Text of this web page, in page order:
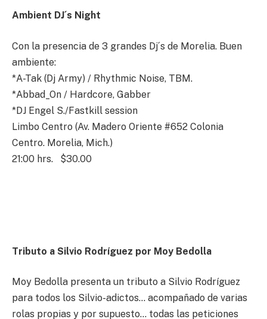
Ambient DJ´s Night
Con la presencia de 3 grandes Dj´s de Morelia. Buen
ambiente:
*A-Tak (Dj Army) / Rhythmic Noise, TBM.
*Abbad_On / Hardcore, Gabber
*DJ Engel S./Fastkill session
Limbo Centro (Av. Madero Oriente #652 Colonia
Centro. Morelia, Mich.)
21:00 hrs. $30.00
Tributo a Silvio Rodríguez por Moy Bedolla
Moy Bedolla presenta un tributo a Silvio Rodríguez
para todos los Silvio-adictos… acompañado de varias
rolas propias y por supuesto… todas las peticiones